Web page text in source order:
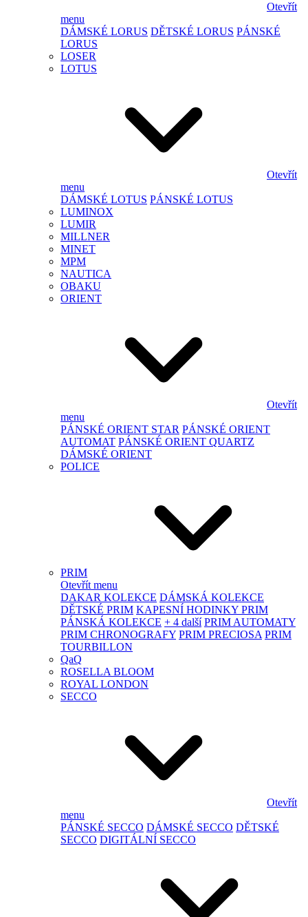
Otevřít
menu
DÁMSKÉ LORUS DĚTSKÉ LORUS PÁNSKÉ
LORUS
LOSER
LOTUS
Otevřít
menu
DÁMSKÉ LOTUS PÁNSKÉ LOTUS
LUMINOX
LUMIR
MILLNER
MINET
MPM
NAUTICA
OBAKU
ORIENT
Otevřít
menu
PÁNSKÉ ORIENT STAR PÁNSKÉ ORIENT
AUTOMAT PÁNSKÉ ORIENT QUARTZ
DÁMSKÉ ORIENT
POLICE
PRIM
Otevřít menu
DAKAR KOLEKCE DÁMSKÁ KOLEKCE
DĚTSKÉ PRIM KAPESNÍ HODINKY PRIM
PÁNSKÁ KOLEKCE + 4 další PRIM AUTOMATY
PRIM CHRONOGRAFY PRIM PRECIOSA PRIM
TOURBILLON
QaQ
ROSELLA BLOOM
ROYAL LONDON
SECCO
Otevřít
menu
PÁNSKÉ SECCO DÁMSKÉ SECCO DĚTSKÉ
SECCO DIGITÁLNÍ SECCO